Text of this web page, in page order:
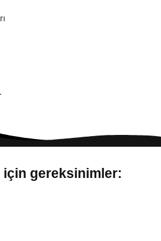
için gereksinimler: